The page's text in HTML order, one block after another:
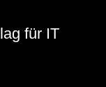
für IT